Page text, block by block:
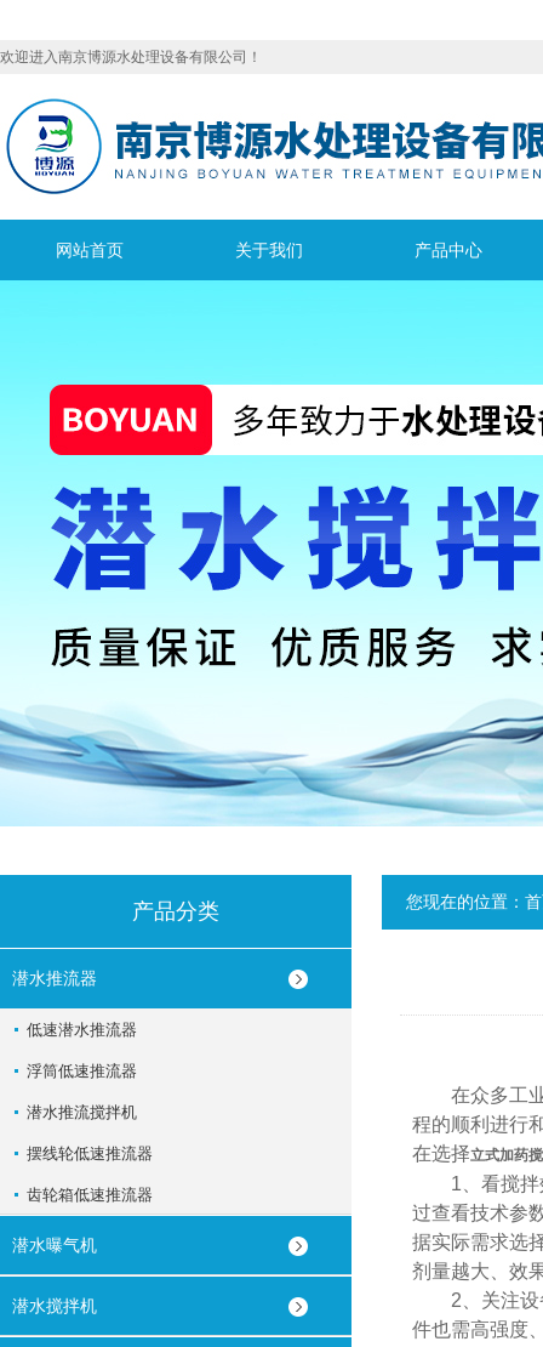
欢迎进入南京博源水处理设备有限公司！
网站首页 关于我们 产品中心
产品分类
潜水推流器
低速潜水推流器
浮筒低速推流器
潜水推流搅拌机
摆线轮低速推流器
齿轮箱低速推流器
潜水曝气机
潜水搅拌机
您现在的位置：
在众多工业
程的顺利进行
在选择立式加药
1、看搅拌效
过查看技术参
据实际需求选
剂量越大、效
2、关注设备
件也需高强度